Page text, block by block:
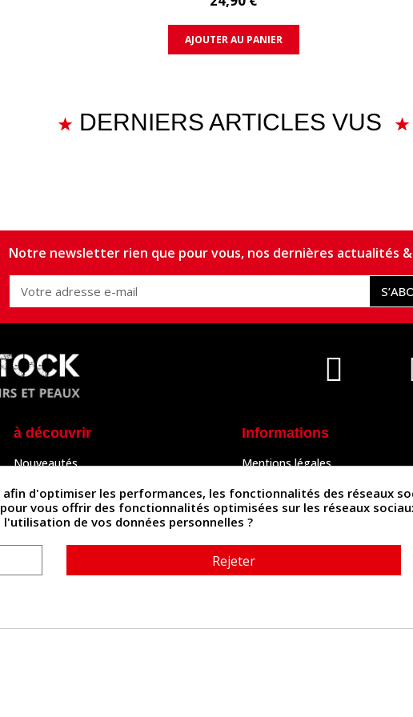
AJOUTER AU PANIER
DERNIERS ARTICLES VUS
Notre newsletter rien que pour vous, nos dernières actualités
à découvrir
Nouveautés
Outils & Accessoires
Tutos
Actualités
Informations
Mentions légales
Politique de confidentialité
Politique des cookies
Contactez-nous
d'optimiser les performances, les fonctionnalités des réseaux
vous offrir des fonctionnalités optimisées sur les réseaux
de vos données personnelles ?
Rejeter